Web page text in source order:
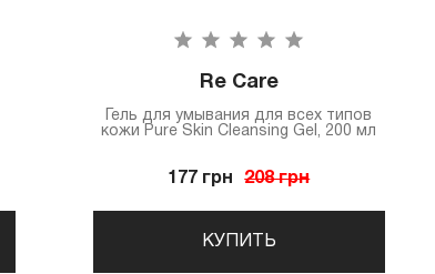
Re Care
Гель для умывания для всех типов
кожи Pure Skin Cleansing Gel, 200 мл
177 грн 208 грн
КУПИТЬ